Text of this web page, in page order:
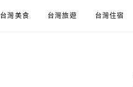
台灣美食 台灣旅遊 台灣住宿